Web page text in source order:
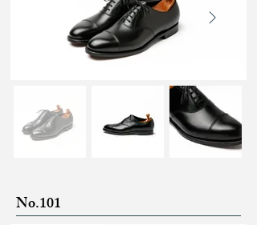
No.101